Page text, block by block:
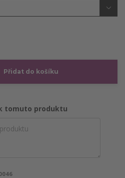
Přidat do košíku
tomuto produktu